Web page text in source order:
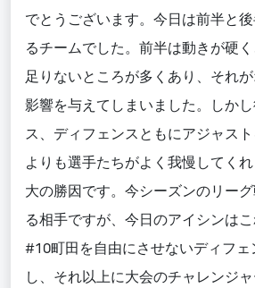
でとうございます。今日は前半と
るチームでした。前半は動きが硬
足りないところが多くあり、それ
影響を与えてしまいました。しか
ス、ディフェンスともにアジャス
よりも選手たちがよく我慢してく
大の勝因です。今シーズンのリー
る相手ですが、今日のアイシンはこ
#10町田を自由にさせないディフェ
し、それ以上に大会のチャレンジ